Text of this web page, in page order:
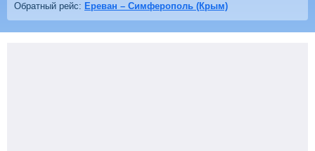
Обратный рейс: Ереван – Симферополь (Крым)